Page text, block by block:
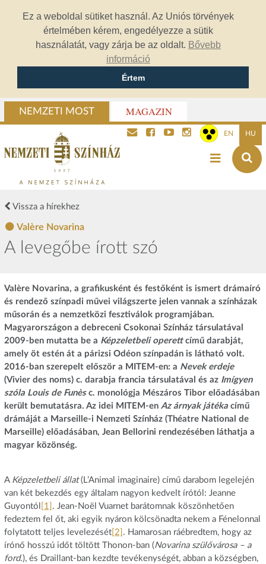
Ez a weboldal sütiket használ. Az Uniós törvények
értelmében kérem, engedélyezze a sütik
használatát, vagy zárja be az oldalt. Bővebb
információ
Értem
NEMZETI MOST MAGAZIN
EN HU
Vissza a hírekhez
Valère Novarina
A levegőbe írott szó
Valère Novarina, a grafikusként és festőként is ismert drámaíró
és rendező színpadi művei világszerte jelen vannak a színházak
műsorán és a nemzetközi fesztiválok programjában.
Magyarországon a debreceni Csokonai Színház társulatával
2009-ben mutatta be a Képzeletbeli operettcímű darabját,
amely öt estén át a párizsi Odéon színpadán is látható volt.
2016-ban szerepelt először a MITEM-en: a Nevek erdeje
(Vivier des noms) c. darabja francia társulatával és az Imígyen
szóla Louis de Funèsc. monológja Mészáros Tibor előadásában
került bemutatásra. Az idei MITEM-en Az árnyak játékacímű
drámáját a Marseille-i Nemzeti Színház (Théatre National de
Marseille) előadásában, Jean Bellorini rendezésében láthatja a
magyar közönség.
A Képzeletbeli állat(L’Animal imaginaire) című darabom legelején
van két bekezdés egy általam nagyon kedvelt írótól: Jeanne
Guyontól
[1] . Jean-Noël Vuarnet barátomnak köszönhetően
fedeztem fel őt, aki egyik nyáron kölcsönadta nekem a Fénelonnal
folytatott teljes levelezését[2] . Hamarosan ráébredtem, hogy az
írónő hosszú időt töltött Thonon-ban (Novarina szülővárosa – a
ford.), és Draillant-ban kezdte tevékenységét, abban a községben,